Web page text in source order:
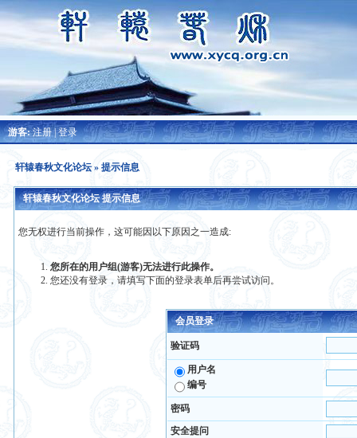
游客:注册|登录
轩辕春秋文化论坛» 提示信息
轩辕春秋文化论坛 提示信息
您无权进行当前操作，这可能因以下原因之一造成:
您所在的用户组(游客)无法进行此操作。
您还没有登录，请填写下面的登录表单后再尝试访问。
会员登录
验证码
用户名
编号
密码
安全提问